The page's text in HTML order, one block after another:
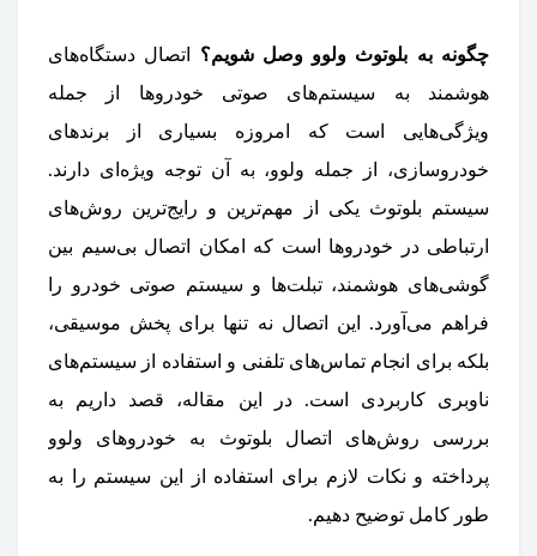
چگونه به بلوتوث ولوو وصل شویم؟ اتصال دستگاه‌های
هوشمند به سیستم‌های صوتی خودروها از جمله
ویژگی‌هایی است که امروزه بسیاری از برندهای
خودروسازی، از جمله ولوو، به آن توجه ویژه‌ای دارند.
سیستم بلوتوث یکی از مهم‌ترین و رایج‌ترین روش‌های
ارتباطی در خودروها است که امکان اتصال بی‌سیم بین
گوشی‌های هوشمند، تبلت‌ها و سیستم صوتی خودرو را
فراهم می‌آورد. این اتصال نه تنها برای پخش موسیقی،
بلکه برای انجام تماس‌های تلفنی و استفاده از سیستم‌های
ناوبری کاربردی است. در این مقاله، قصد داریم به
بررسی روش‌های اتصال بلوتوث به خودروهای ولوو
پرداخته و نکات لازم برای استفاده از این سیستم را به
طور کامل توضیح دهیم.